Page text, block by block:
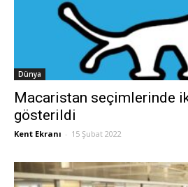
Dünya
Macaristan seçimlerinde
gösterildi
Kent Ekranı - 15 Şubat 2022